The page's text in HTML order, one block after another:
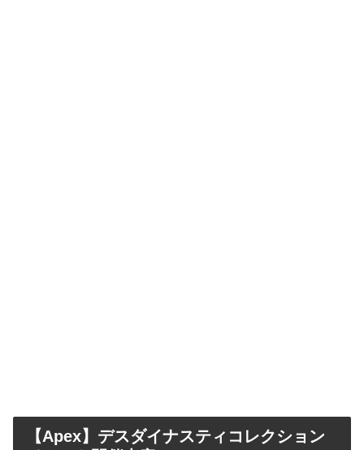
【Apex】デスダイナスティコレクション